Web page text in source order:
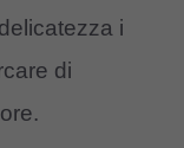
i
di